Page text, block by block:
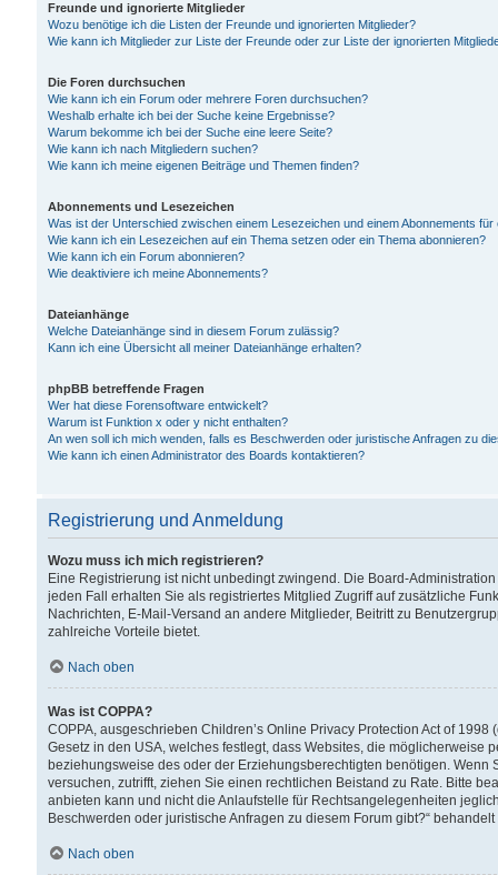
Freunde und ignorierte Mitglieder
Wozu benötige ich die Listen der Freunde und ignorierten Mitglieder?
Wie kann ich Mitglieder zur Liste der Freunde oder zur Liste der ignorierten
Die Foren durchsuchen
Wie kann ich ein Forum oder mehrere Foren durchsuchen?
Weshalb erhalte ich bei der Suche keine Ergebnisse?
Warum bekomme ich bei der Suche eine leere Seite?
Wie kann ich nach Mitgliedern suchen?
Wie kann ich meine eigenen Beiträge und Themen finden?
Abonnements und Lesezeichen
Was ist der Unterschied zwischen einem Lesezeichen und einem Abonnements
Wie kann ich ein Lesezeichen auf ein Thema setzen oder ein Thema abonnieren?
Wie kann ich ein Forum abonnieren?
Wie deaktiviere ich meine Abonnements?
Dateianhänge
Welche Dateianhänge sind in diesem Forum zulässig?
Kann ich eine Übersicht all meiner Dateianhänge erhalten?
phpBB betreffende Fragen
Wer hat diese Forensoftware entwickelt?
Warum ist Funktion x oder y nicht enthalten?
An wen soll ich mich wenden, falls es Beschwerden oder juristische Anfragen zu
Wie kann ich einen Administrator des Boards kontaktieren?
Registrierung und Anmeldung
Wozu muss ich mich registrieren?
Eine Registrierung ist nicht unbedingt zwingend. Die Board-
jeden Fall erhalten Sie als registriertes Mitglied Zugriff auf zusätzliche
Nachrichten, E-Mail-Versand an andere Mitglieder, Beitritt zu
zahlreiche Vorteile bietet.
Nach oben
Was ist COPPA?
COPPA, ausgeschrieben Children’s Online Privacy Protection Act of
Gesetz in den USA, welches festlegt, dass Websites, die
beziehungsweise des oder der Erziehungsberechtigten benötigen.
versuchen, zutrifft, ziehen Sie einen rechtlichen Beistand zu Rate. Bitte
anbieten kann und nicht die Anlaufstelle für Rechtsangelegenheiten
Beschwerden oder juristische Anfragen zu diesem Forum gibt?“
Nach oben